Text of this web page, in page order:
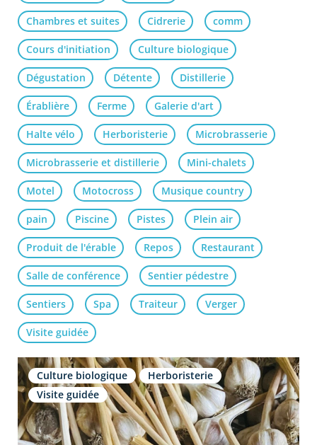
Chambres et suites Cidrerie comm
Cours d'initiation Culture biologique
Dégustation Détente Distillerie
Érablière Ferme Galerie d'art
Halte vélo Herboristerie Microbrasserie
Microbrasserie et distillerie Mini-chalets
Motel Motocross Musique country
pain Piscine Pistes Plein air
Produit de l'érable Repos Restaurant
Salle de conférence Sentier pédestre
Sentiers Spa Traiteur Verger
Visite guidée
Culture biologique
Herboristerie
Visite guidée